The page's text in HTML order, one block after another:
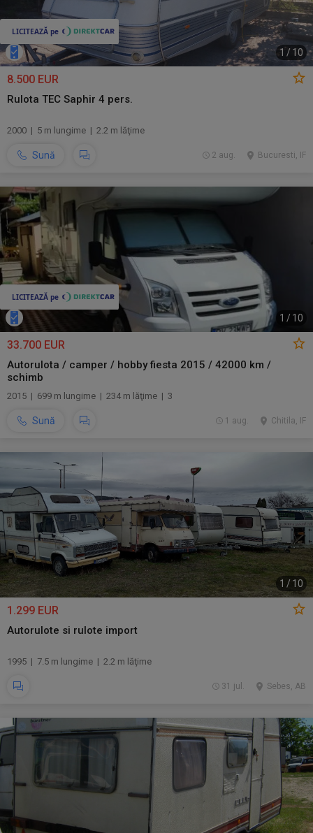
1 /10
8.500 EUR
Rulota TEC Saphir 4 pers.
2000 | 5 m lungime | 2.2 m lăţime
Sună Bucuresti, IF
2 aug.
1 / 10
33.700 EUR
Autorulota / camper / hobby fiesta 2015 / 42000 km /
schimb
2015 | 699 m lungime | 234 m lăţime | 3
Sună Chitila, IF
1 aug.
1 /10
1.299 EUR
Autorulote si rulote import
1995 | 7.5 m lungime | 2.2 m lăţime
Sebes, AB
31 jul.